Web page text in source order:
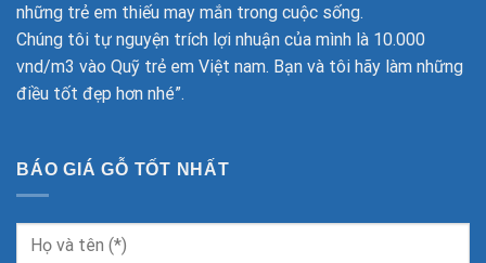
những trẻ em thiếu may mắn trong cuộc sống.
Chúng tôi tự nguyện trích lợi nhuận của mình là 10.000
vnd/m3 vào Quỹ trẻ em Việt nam. Bạn và tôi hãy làm những
điều tốt đẹp hơn nhé”.
BÁO GIÁ GỖ TỐT NHẤT